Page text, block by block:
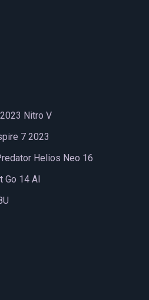
Nitro V
7 2023
Helios Neo 16
Go 14 AI